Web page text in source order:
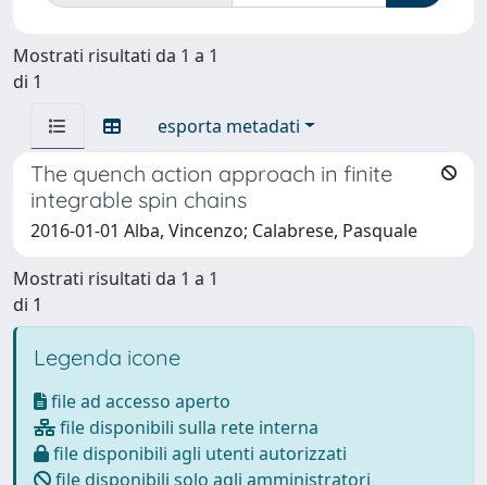
Mostrati risultati da 1 a 1
di 1
esporta metadati
The quench action approach in finite
integrable spin chains
2016-01-01 Alba, Vincenzo; Calabrese, Pasquale
Mostrati risultati da 1 a 1
di 1
Legenda icone
file ad accesso aperto
file disponibili sulla rete interna
file disponibili agli utenti autorizzati
file disponibili solo agli amministratori